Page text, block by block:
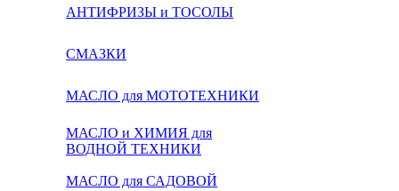
АНТИФРИЗЫ и ТОСОЛЫ
СМАЗКИ
МАСЛО для МОТОТЕХНИКИ
МАСЛО и ХИМИЯ для
ВОДНОЙ ТЕХНИКИ
МАСЛО для САДОВОЙ